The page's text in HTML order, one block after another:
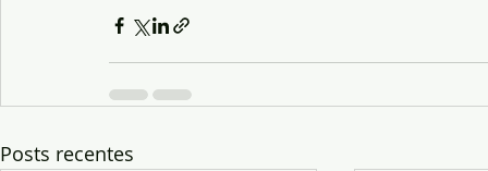
Posts recentes